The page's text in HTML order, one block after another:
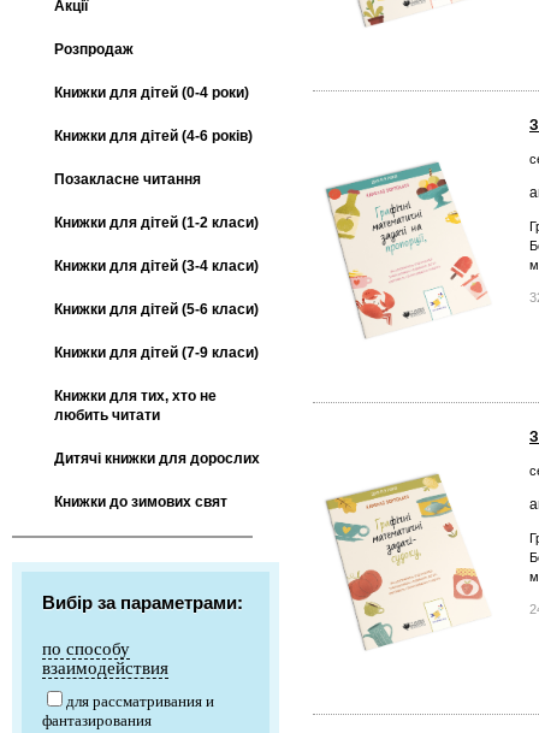
Акції
Розпродаж
Книжки для дітей (0-4 роки)
Книжки для дітей (4-6 років)
Позакласне читання
Книжки для дітей (1-2 класи)
Книжки для дітей (3-4 класи)
Книжки для дітей (5-6 класи)
Книжки для дітей (7-9 класи)
Книжки для тих, хто не
любить читати
Дитячі книжки для дорослих
Книжки до зимових свят
Вибір за параметрами:
по способу
взаимодействия
для рассматривания и
фантазирования